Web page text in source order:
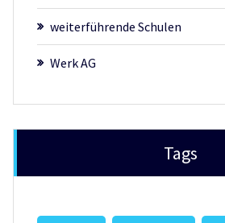
weiterführende Schulen
Werk AG
Tags